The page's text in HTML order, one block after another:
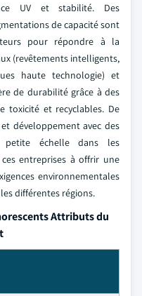
UV et stabilité. Des
de capacité sont
pour répondre à la
(revêtements intelligents,
haute technologie) et
de durabilité grâce à des
toxicité et recyclables. De
développement avec des
échelle dans les
entreprises à offrir une
environnementales
différentes régions.
Attributs du